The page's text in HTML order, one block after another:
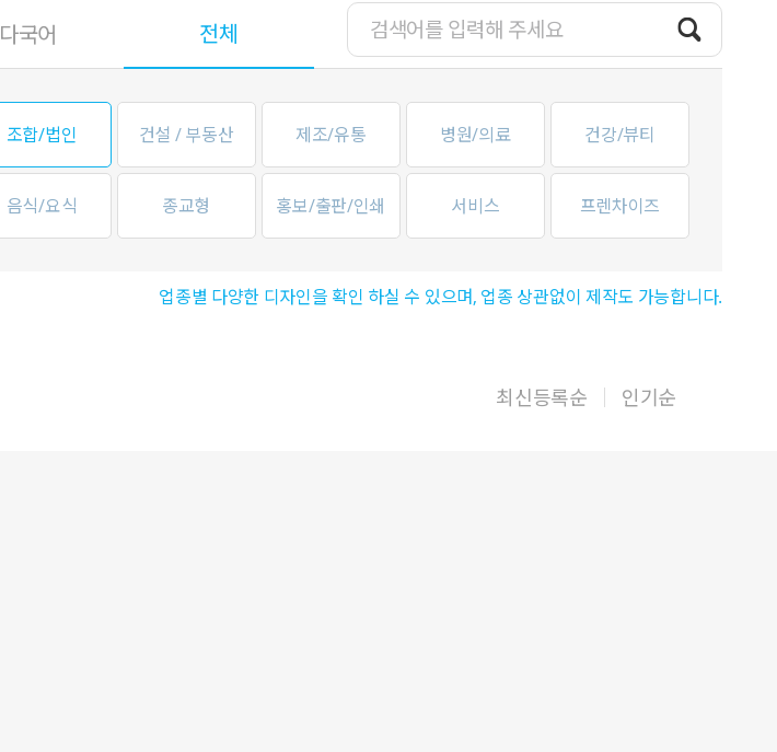
다국어 전체
조합/법인 건설 / 부동산 제조/유통 병원/의료 건강/뷰티
음식/요식 종교형 홍보/출판/인쇄 서비스 프렌차이즈
업종별 다양한 디자인을 확인 하실 수 있으며, 업종 상관없이 제작도 가능합니다.
최신등록순 인기순